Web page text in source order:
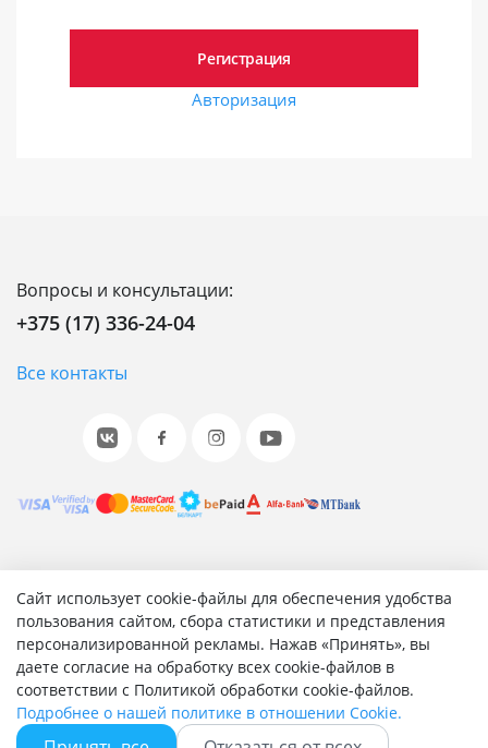
Сайт использует cookie-файлы для обеспечения удобства
пользования сайтом, сбора статистики и представления
персонализированной рекламы. Нажав «Принять», вы
даете согласие на обработку всех cookie-файлов в
соответствии с Политикой обработки cookie-файлов.
Подробнее о нашей политике в отношении Cookie.
Авторизация
Вопросы и консультации:
+375 (17) 336-24-04
Все контакты
© 2001-2026 «Битрикс», «1С-Битрикс». Работает на 1С-
Битрикс: Управление сайтом.
Согласие на обработку персональных данных
Отзыв согласия на обработку персональных данных
Политика обработки персональных данных
Соглашение об использовании сайта